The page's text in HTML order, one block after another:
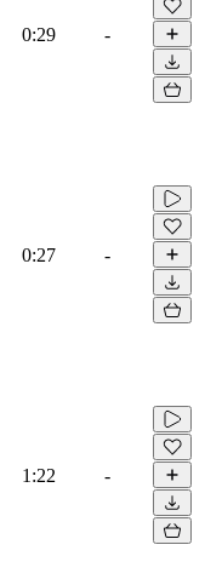
0:29 -
0:27 -
1:22 -